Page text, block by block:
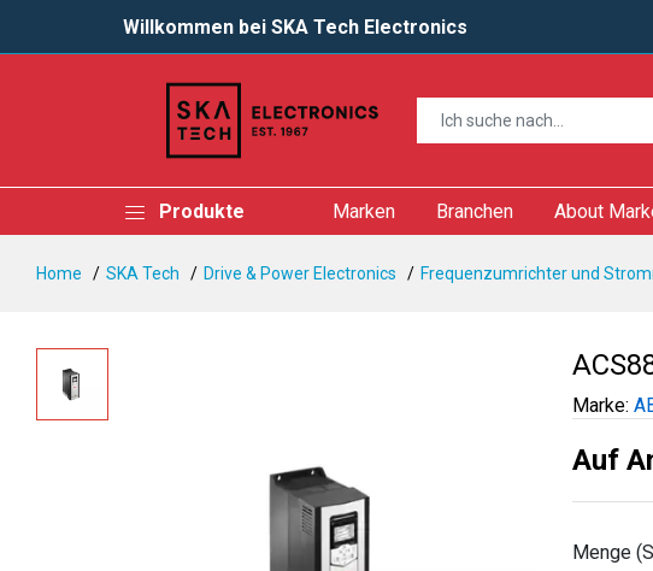
Willkommen bei SKA Tech Electronics
Produkte Marken Branchen About
Home SKA Tech Drive & Power Electronics Frequenzumrichter und
Marke:
Auf
Menge